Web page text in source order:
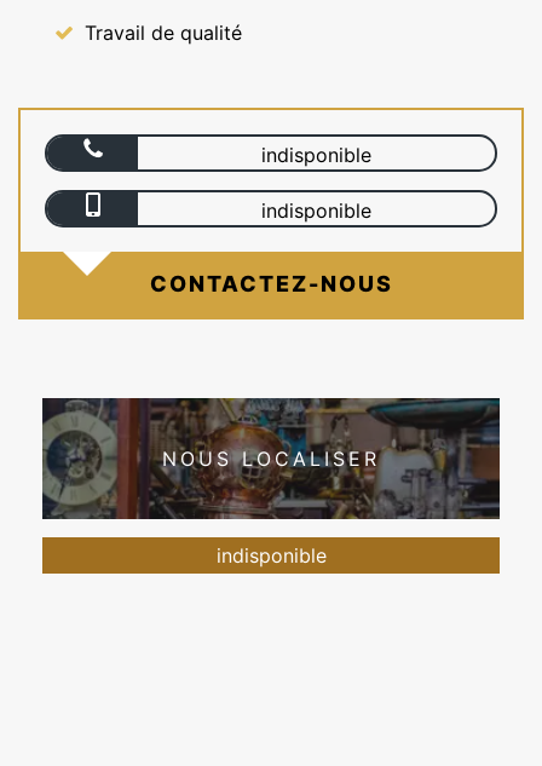
Travail de qualité
indisponible
indisponible
CONTACTEZ-NOUS
NOUS LOCALISER
indisponible